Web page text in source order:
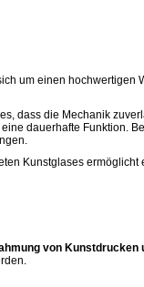
um einen hochwertigen
dass die Mechanik
dauerhafte Funktion.
Kunstglases
von Kunstdrucken